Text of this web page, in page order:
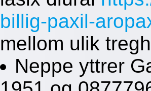
billig-paxil-
mellom ulik
Neppe yttrer